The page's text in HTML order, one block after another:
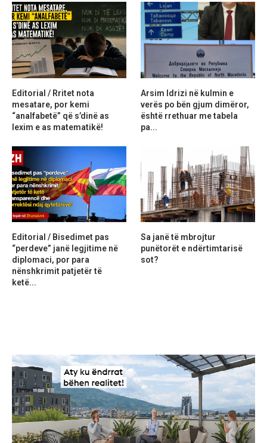
Editorial / Rritet nota
mesatare, por kemi
“analfabetë” që s’dinë as
lexim e as matematikë!
Arsim Idrizi në kulmin e
verës po bën gjum dimëror,
është rrethuar me tabela
pa...
Editorial / Bisedimet pas
“perdeve” janë legjitime në
diplomaci, por para
nënshkrimit patjetër të
ketë...
Sa janë të mbrojtur
punëtorët e ndërtimtarisë
sot?